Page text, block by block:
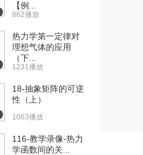
第二定
13:17
【例...
862播放
热力学第一定律对
理想气体的应用
（下...
1231播放
18-抽象矩阵的可逆
性（上）
1063播放
116-教学录像-热力
学函数间的关...